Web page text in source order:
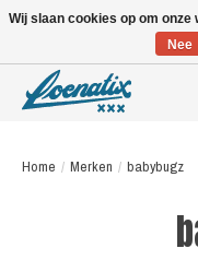
Home / Merken / babybugz
Wij slaan cookies op om
Nee